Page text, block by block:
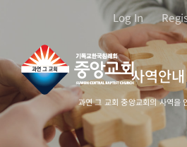
로
건
너
뛰
Log In
사역안내
과연 그 교회 중앙교회의 사역을